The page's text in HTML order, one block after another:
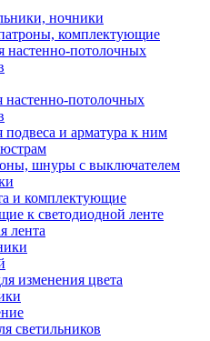
ночники
комплектующие
настенно-потолочных
потолочных
и арматура к ним
шнуры с выключателем
и комплектующие
к светодиодной ленте
лента
изменения цвета
светильников